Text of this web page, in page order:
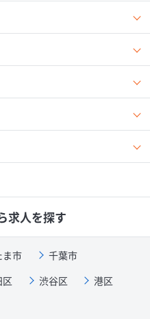
求人を探す
ま市
千葉市
区 渋谷区
港区